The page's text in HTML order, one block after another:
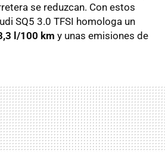
se reduzcan. Con estos
SQ5 3.0 TFSI homologa un
l/100 km y unas emisiones de